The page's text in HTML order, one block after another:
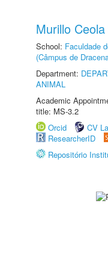
Murillo
School: Faculdade
(Câmpus de
Department:
ANIMAL
Academic
title: MS-3.2
Orcid
CV
ResearcherID
Repositório